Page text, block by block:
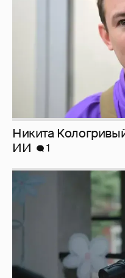
Певица Глюкоза
эротического